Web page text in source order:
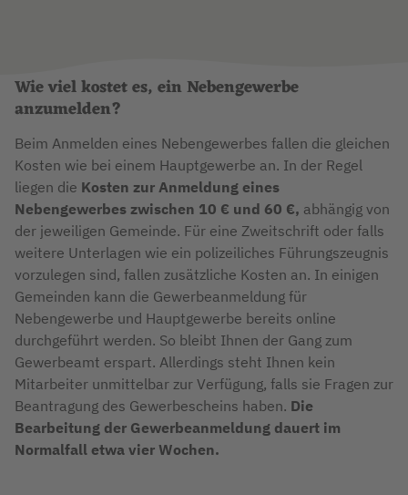
Wie viel kostet es, ein Nebengewerbe
anzumelden?
Beim Anmelden eines Nebengewerbes fallen die gleichen
Kosten wie bei einem Hauptgewerbe an. In der Regel
liegen die Kosten zur Anmeldung eines
Nebengewerbes zwischen 10 € und 60 €, abhängig von
der jeweiligen Gemeinde. Für eine Zweitschrift oder falls
weitere Unterlagen wie ein polizeiliches Führungszeugnis
vorzulegen sind, fallen zusätzliche Kosten an. In einigen
Gemeinden kann die Gewerbeanmeldung für
Nebengewerbe und Hauptgewerbe bereits online
durchgeführt werden. So bleibt Ihnen der Gang zum
Gewerbeamt erspart. Allerdings steht Ihnen kein
Mitarbeiter unmittelbar zur Verfügung, falls sie Fragen zur
Beantragung des Gewerbescheins haben. Die
Bearbeitung der Gewerbeanmeldung dauert im
Normalfall etwa vier Wochen.